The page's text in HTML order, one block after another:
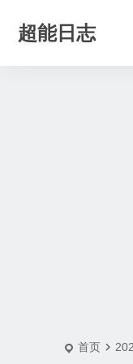
超能日志
首页